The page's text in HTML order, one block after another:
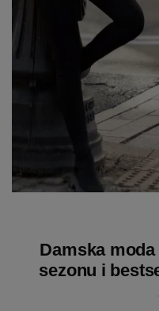
Damska
sezonu i